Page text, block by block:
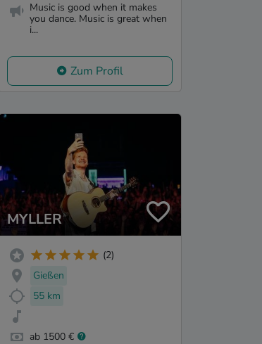
Music is good when it makes
you dance. Music is great when
i...
Zum Profil
MYLLER
(2)
Gießen
55 km
ab 1500 €